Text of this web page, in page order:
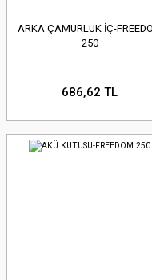
ARKA ÇAMURLUK İÇ-
250
686,62 TL